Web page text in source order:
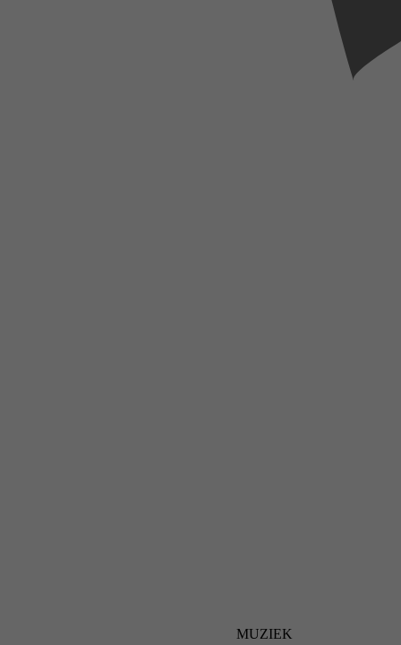
MUZIEK